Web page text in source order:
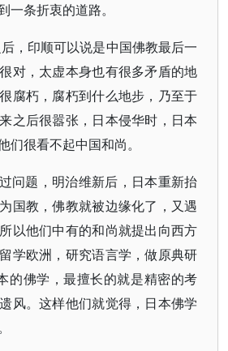
一条折衷的道路。
，印顺可以说是中国佛教最后一
对，太虚本身也有很多矛盾的地
腐朽，腐朽到什么地步，乃至于
之后很嚣张，日本侵华时，日本
们很看不起中国和尚。
问题，明治维新后，日本重新抬
国教，佛教就被边缘化了，又遇
以他们中有的和尚就提出向西方
学欧洲，研究语言学，做原典研
的佛学，最擅长的就是精密的考
风。这样他们就觉得，日本佛学